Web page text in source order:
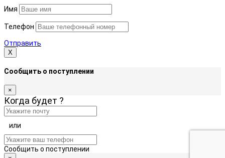
Имя
Телефон
Отправить
Х
Сообщить о поступлении
×
Когда будет ?
или
Сообщить о поступлении